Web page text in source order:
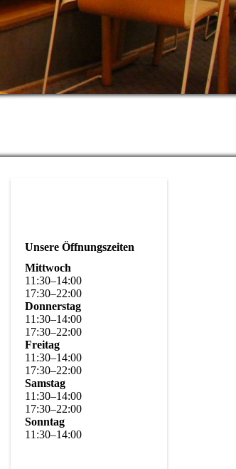
Unsere Öffnungszeiten
Mittwoch
11 :30–14:00
17:30–22:00
Donnerstag
11 :30–14:00
17:30–22:00
Freitag
11 :30–14:00
17:30–22:00
Samstag
11 :30–14:00
17:30–22:00
Sonntag
11 :30–14:00